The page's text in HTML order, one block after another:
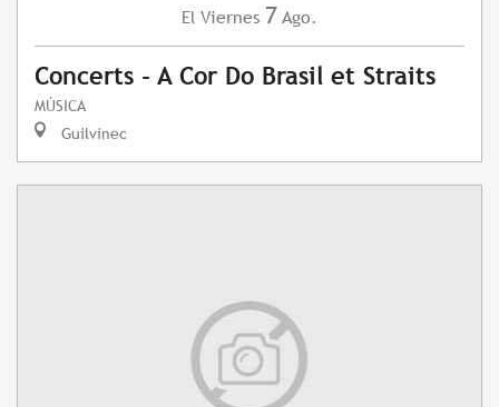
El Viernes 7 Ago.
Concerts - A Cor Do Brasil et Straits
MÚSICA
Guilvinec